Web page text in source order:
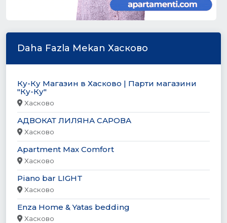
Daha Fazla Mekan Хасково
Ку-Ку Магазин в Хасково | Парти магазини
"Ку-Ку"
Хасково
АДВОКАТ ЛИЛЯНА САРОВА
Хасково
Apartment Max Comfort
Хасково
Piano bar LIGHT
Хасково
Enza Home & Yatas bedding
Хасково